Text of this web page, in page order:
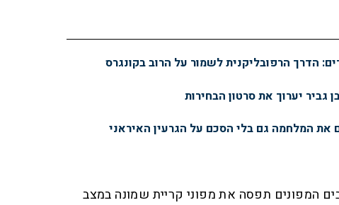
הדרך הרפובליקנית לשמור על הרוב בקונגרס
גביר יערוך את סרטון הבחירות
את המלחמה גם בלי הסכם על הגרעין האיראני
המפונים תפסה את מפוני קריית שמונה במצב